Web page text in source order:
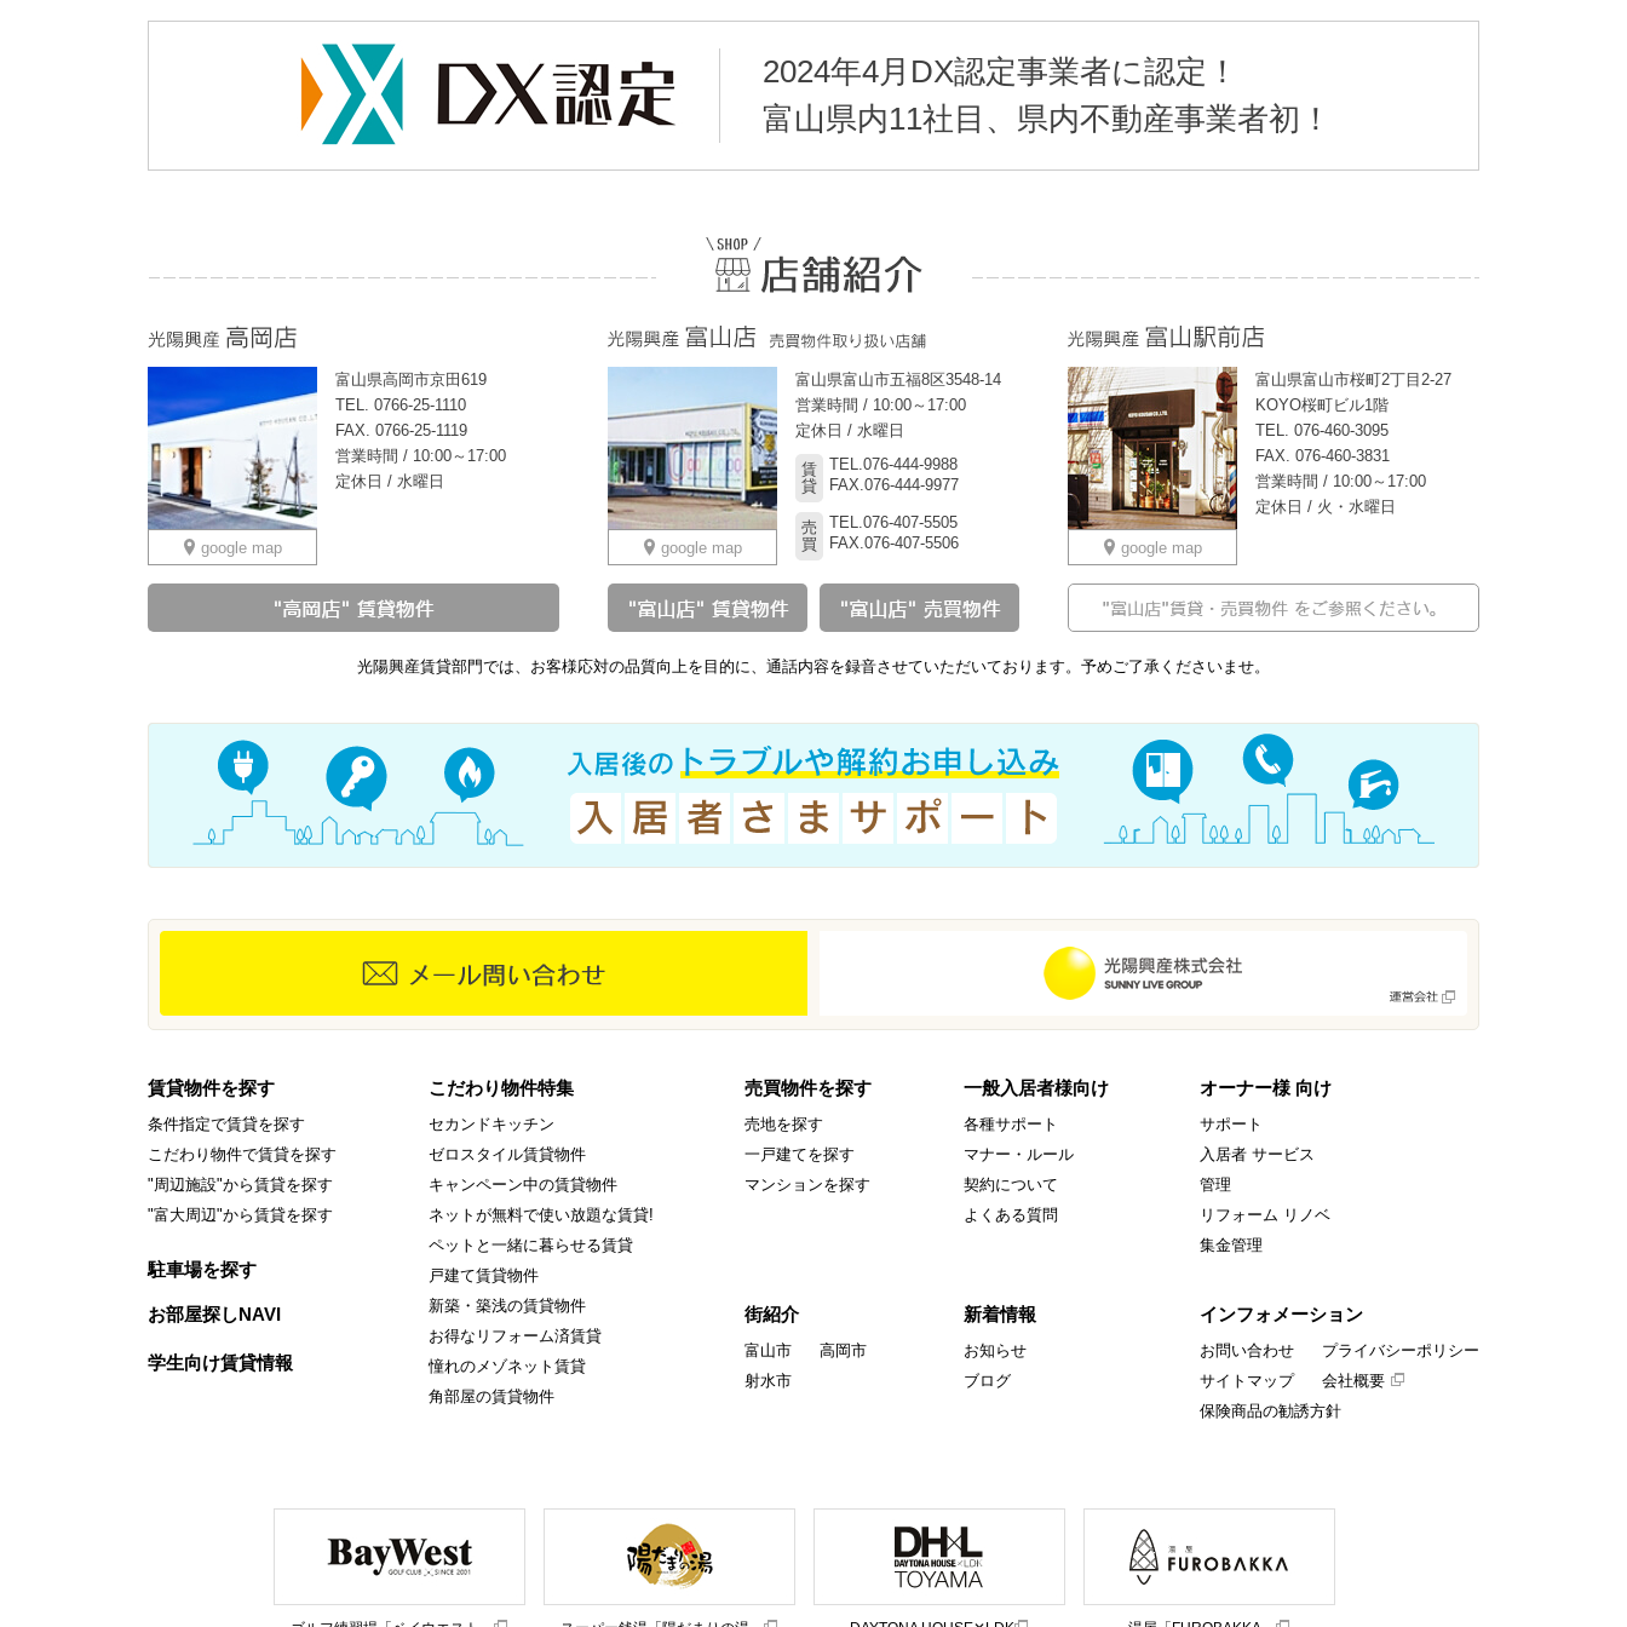
2024年4月DX認定事業者に認定！
富山県内11社目、県内不動産事業者初！
google map
富山県高岡市京田619
TEL. 0766-25-1110
FAX. 0766-25-1119
営業時間 / 10:00～17:00
定休日 / 水曜日
google map
富山県富山市五福8区3548-14
営業時間 / 10:00～17:00
定休日 / 水曜日
賃
貸
TEL.076-444-9988
FAX.076-444-9977
売
買
TEL.076-407-5505
FAX.076-407-5506
google map
富山県富山市桜町2丁目2-27
KOYO桜町ビル1階
TEL. 076-460-3095
FAX. 076-460-3831
営業時間 / 10:00～17:00
定休日 / 火・水曜日
光陽興産賃貸部門では、お客様応対の品質向上を目的に、通話内容を録音させていただいております。予めご了承くださいませ。
賃貸物件を探す
条件指定で賃貸を探す
こだわり物件で賃貸を探す
"周辺施設"から賃貸を探す
"富大周辺"から賃貸を探す
駐車場を探す
お部屋探しNAVI
学生向け賃貸情報
こだわり物件特集
セカンドキッチン
ゼロスタイル賃貸物件
キャンペーン中の賃貸物件
ネットが無料で使い放題な賃貸!
ペットと一緒に暮らせる賃貸
戸建て賃貸物件
新築・築浅の賃貸物件
お得なリフォーム済賃貸
憧れのメゾネット賃貸
角部屋の賃貸物件
売買物件を探す
売地を探す
一戸建てを探す
マンションを探す
街紹介
富山市
射水市
高岡市
一般入居者様向け
各種サポート
マナー・ルール
契約について
よくある質問
新着情報
お知らせ
ブログ
オーナー様 向け
サポート
入居者 サービス
管理
リフォーム リノベ
集金管理
インフォメーション
お問い合わせ
サイトマップ
プライバシーポリシー
会社概要
保険商品の勧誘方針